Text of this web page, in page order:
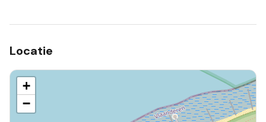
Locatie
+
−